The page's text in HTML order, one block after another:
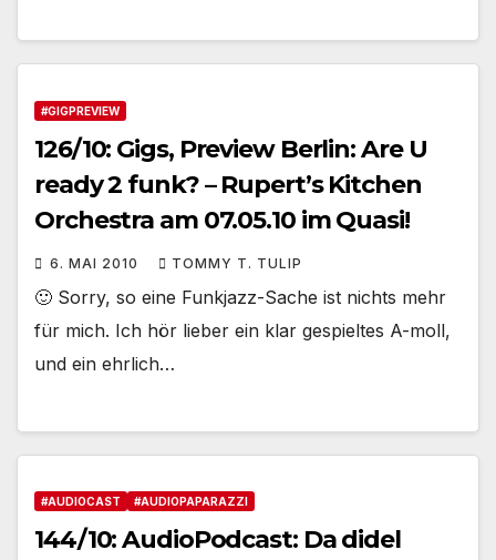
#GIGPREVIEW
126/10: Gigs, Preview Berlin: Are U
ready 2 funk? – Rupert’s Kitchen
Orchestra am 07.05.10 im Quasi!
6. MAI 2010 TOMMY T. TULIP
🙂 Sorry, so eine Funkjazz-Sache ist nichts mehr
für mich. Ich hör lieber ein klar gespieltes A-moll,
und ein ehrlich…
#AUDIOCAST #AUDIOPAPARAZZI
144/10: AudioPodcast: Da didel